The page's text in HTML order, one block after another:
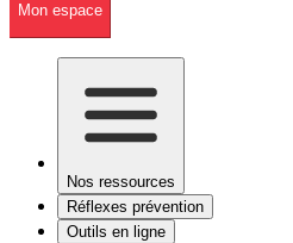
Mon espace
Nos ressources
Réflexes prévention
Outils en ligne